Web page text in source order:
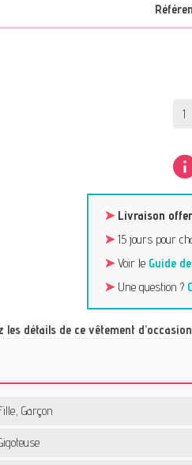
➤ Livraison
➤15 jours pour
➤Voir le Guide
➤Une question ?
les détails de ce vêtement
Garçon